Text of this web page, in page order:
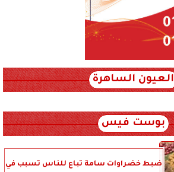
العيون الساهرة
بوست فيس
ضبط خضراوات سامة تباع للناس تسبب في